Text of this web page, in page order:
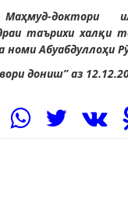
доктори
таърихи халқи
номи Абуабдуллоҳи
дониш” аз